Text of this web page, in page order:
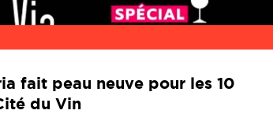
fait peau neuve pour les 10
du Vin